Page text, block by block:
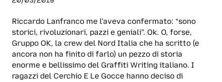
Riccardo Lanfranco me l’aveva confermato: “sono
storici, rivoluzionari, pazzi e geniali”. Ok. O, forse,
Gruppo OK, la crew del Nord Italia che ha scritto (e
ancora non ha finito di farlo) un pezzo di storia
enorme e bellissimo del Graffiti Writing italiano. I
ragazzi del Cerchio E Le Gocce hanno deciso di